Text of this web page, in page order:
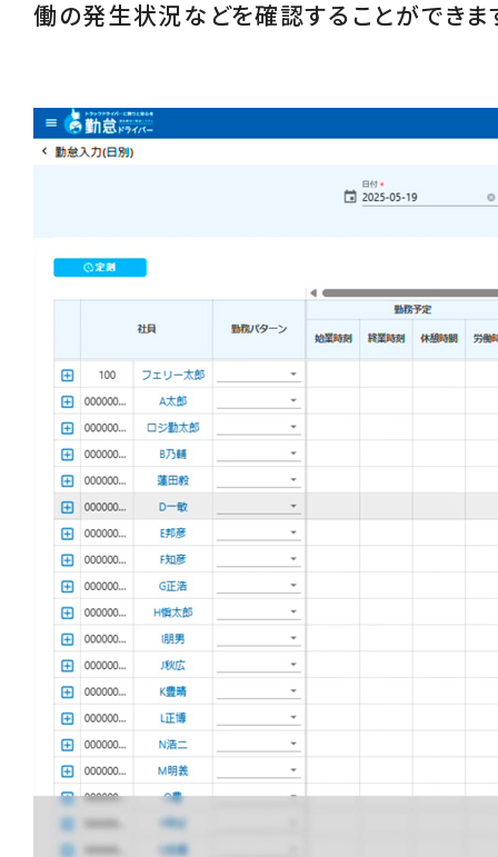
働の発生状況などを確認することができま